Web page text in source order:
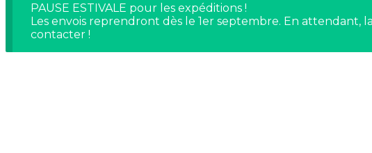
PAUSE ESTIVALE pour les expéditions !
Les envois reprendront dès le 1er septembre. En attendant,
contacter !